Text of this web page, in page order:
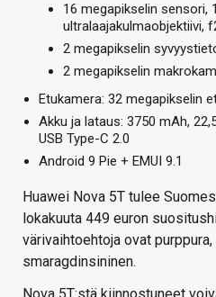
16 megapikselin sensori,
ultralaajakulmaobjektiivi,
2 megapikselin
2 megapikselin
Etukamera: 32 megapikselin
Akku ja lataus: 3750 mAh,
USB Type-C 2.0
Android 9 Pie + EMUI 9.1
Huawei Nova 5T tulee
lokakuuta 449 euron
värivaihtoehtoja ovat
smaragdinsininen.